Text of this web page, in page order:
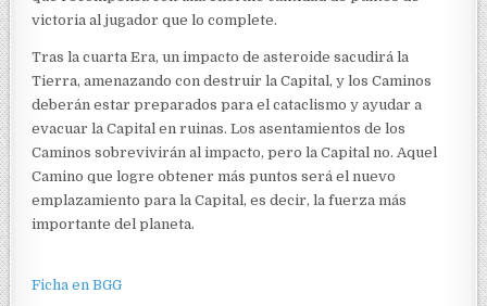
victoria al jugador que lo complete.
Tras la cuarta Era, un impacto de asteroide sacudirá la
Tierra, amenazando con destruir la Capital, y los Caminos
deberán estar preparados para el cataclismo y ayudar a
evacuar la Capital en ruinas. Los asentamientos de los
Caminos sobrevivirán al impacto, pero la Capital no. Aquel
Camino que logre obtener más puntos será el nuevo
emplazamiento para la Capital, es decir, la fuerza más
importante del planeta.
Ficha en BGG